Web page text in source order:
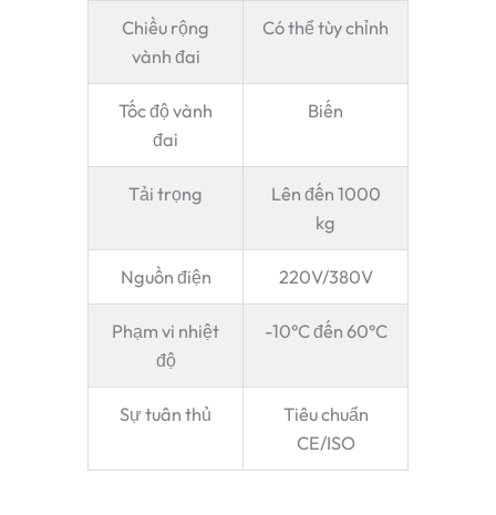
Chiều rộng
vành đai
Có thể tùy chỉnh
Tốc độ vành
đai
Biến
Tải trọng
Lên đến 1000
kg
Nguồn điện 220V/380V
Phạm vi nhiệt
độ
-10°C đến 60°C
Sự tuân thủ
Tiêu chuẩn
CE/ISO